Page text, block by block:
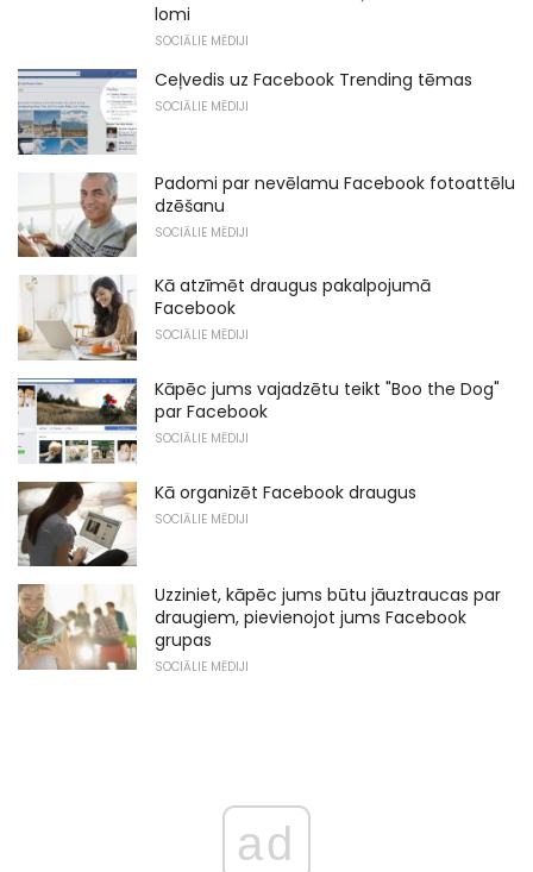
lomi
SOCIĀLIE MĒDIJI
Ceļvedis uz Facebook Trending tēmas
SOCIĀLIE MĒDIJI
Padomi par nevēlamu Facebook fotoattēlu
dzēšanu
SOCIĀLIE MĒDIJI
Kā atzīmēt draugus pakalpojumā
Facebook
SOCIĀLIE MĒDIJI
Kāpēc jums vajadzētu teikt "Boo the Dog"
par Facebook
SOCIĀLIE MĒDIJI
Kā organizēt Facebook draugus
SOCIĀLIE MĒDIJI
Uzziniet, kāpēc jums būtu jāuztraucas par
draugiem, pievienojot jums Facebook
grupas
SOCIĀLIE MĒDIJI
ad